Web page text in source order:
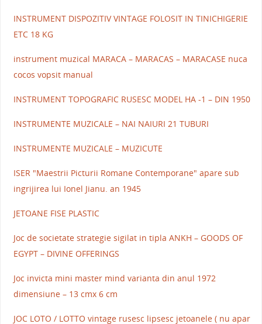
INSTRUMENT DISPOZITIV VINTAGE FOLOSIT IN TINICHIGERIE
ETC 18 KG
instrument muzical MARACA – MARACAS – MARACASE nuca
cocos vopsit manual
INSTRUMENT TOPOGRAFIC RUSESC MODEL HA -1 – DIN 1950
INSTRUMENTE MUZICALE – NAI NAIURI 21 TUBURI
INSTRUMENTE MUZICALE – MUZICUTE
ISER "Maestrii Picturii Romane Contemporane" apare sub
ingrijirea lui Ionel Jianu. an 1945
JETOANE FISE PLASTIC
Joc de societate strategie sigilat in tipla ANKH – GOODS OF
EGYPT – DIVINE OFFERINGS
Joc invicta mini master mind varianta din anul 1972
dimensiune – 13 cmx 6 cm
JOC LOTO / LOTTO vintage rusesc lipsesc jetoanele ( nu apar